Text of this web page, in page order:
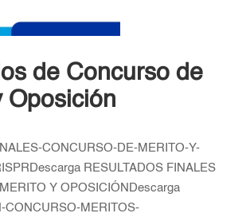
de Concurso de
Oposición
CONCURSO-DE-MERITO-Y-
RESULTADOS FINALES
Y OPOSICIÓNDescarga
CONCURSO-MERITOS-